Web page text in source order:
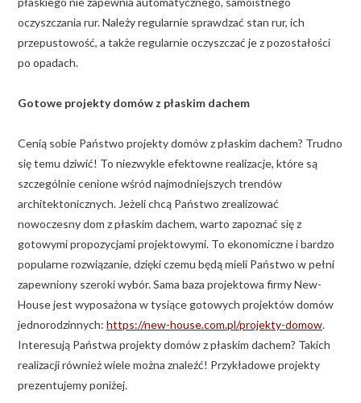
oczyszczania rur. Należy regularnie sprawdzać stan rur, ich
przepustowość, a także regularnie oczyszczać je z pozostałości
po opadach.
Gotowe projekty domów z płaskim dachem
Cenią sobie Państwo projekty domów z płaskim dachem? Trudno
się temu dziwić! To niezwykle efektowne realizacje, które są
szczególnie cenione wśród najmodniejszych trendów
architektonicznych. Jeżeli chcą Państwo zrealizować
nowoczesny dom z płaskim dachem, warto zapoznać się z
gotowymi propozycjami projektowymi. To ekonomiczne i bardzo
popularne rozwiązanie, dzięki czemu będą mieli Państwo w pełni
zapewniony szeroki wybór. Sama baza projektowa firmy New-
House jest wyposażona w tysiące gotowych projektów domów
jednorodzinnych: https://new-house.com.pl/projekty-domow.
Interesują Państwa projekty domów z płaskim dachem? Takich
realizacji również wiele można znaleźć! Przykładowe projekty
prezentujemy poniżej.